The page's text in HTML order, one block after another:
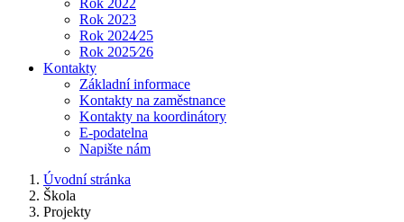
Rok 2022
Rok 2023
Rok 2024⁄25
Rok 2025⁄26
Kontakty
Základní informace
Kontakty na zaměstnance
Kontakty na koordinátory
E-podatelna
Napište nám
Úvodní stránka
Škola
Projekty